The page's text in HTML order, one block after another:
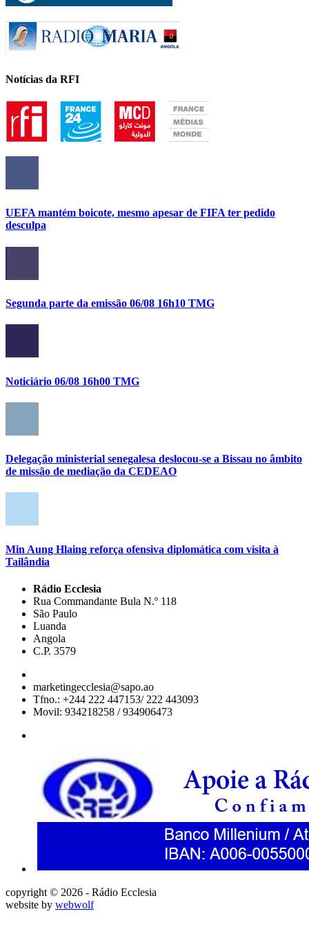
Notícias da RFI
UEFA mantém boicote, mesmo apesar de FIFA ter pedido
desculpa
Segunda parte da emissão 06/08 16h10 TMG
Noticiário 06/08 16h00 TMG
Delegação ministerial senegalesa deslocou-se a Bissau no âmbito
de missão de mediação da CEDEAO
Min Aung Hlaing reforça ofensiva diplomática com visita à
Tailândia
Rádio Ecclesia
Rua Commandante Bula N.º 118
São Paulo
Luanda
Angola
C.P. 3579
marketingecclesia@sapo.ao
Tfno.: +244 222 447153/ 222 443093
Movil: 934218258 / 934906473
copyright © 2026 - Rádio Ecclesia
website by webwolf